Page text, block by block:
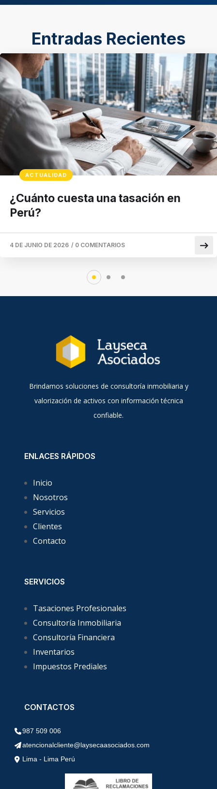
Entradas Recientes
ACTUALIDAD
¿Cuánto cuesta una tasación en
Perú?
4 DE JUNIO DE 2026 / 0 COMENTARIOS
Brindamos soluciones de consultoría inmobiliaria y
valorización de activos con información técnica
confiable.
ENLACES RÁPIDOS
Inicio
Nosotros
Servicios
Clientes
Contacto
SERVICIOS
Tasaciones Profesionales
Consultoría Inmobiliaria
Consultoría Financiera
Inventarios
Impuestos Prediales
CONTACTOS
987 509 006
atencionalcliente@laysecaasociados.com
Lima - Lima Perú